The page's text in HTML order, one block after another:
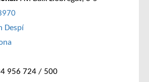
Despí
956 724 / 500